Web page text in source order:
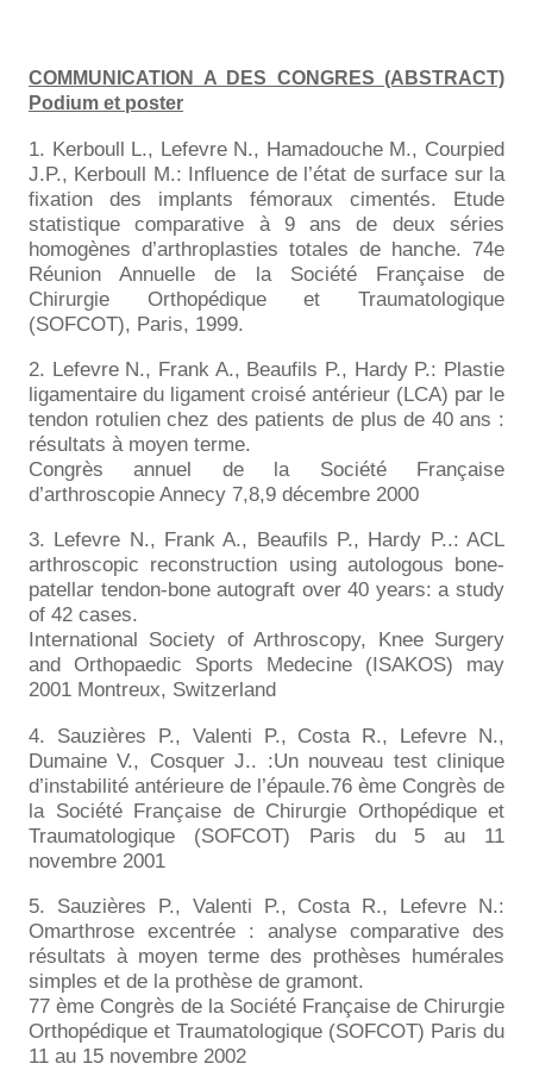
COMMUNICATION A DES CONGRES (ABSTRACT)
Podium et poster
1. Kerboull L., Lefevre N., Hamadouche M., Courpied
J.P., Kerboull M.: Influence de l’état de surface sur la
fixation des implants fémoraux cimentés. Etude
statistique comparative à 9 ans de deux séries
homogènes d’arthroplasties totales de hanche. 74e
Réunion Annuelle de la Société Française de
Chirurgie Orthopédique et Traumatologique
(SOFCOT), Paris, 1999.
2. Lefevre N., Frank A., Beaufils P., Hardy P.: Plastie
ligamentaire du ligament croisé antérieur (LCA) par le
tendon rotulien chez des patients de plus de 40 ans :
résultats à moyen terme.
Congrès annuel de la Société Française
d’arthroscopie Annecy 7,8,9 décembre 2000
3. Lefevre N., Frank A., Beaufils P., Hardy P..: ACL
arthroscopic reconstruction using autologous bone-
patellar tendon-bone autograft over 40 years: a study
of 42 cases.
International Society of Arthroscopy, Knee Surgery
and Orthopaedic Sports Medecine (ISAKOS) may
2001 Montreux, Switzerland
4. Sauzières P., Valenti P., Costa R., Lefevre N.,
Dumaine V., Cosquer J.. :Un nouveau test clinique
d’instabilité antérieure de l’épaule.76 ème Congrès de
la Société Française de Chirurgie Orthopédique et
Traumatologique (SOFCOT) Paris du 5 au 11
novembre 2001
5. Sauzières P., Valenti P., Costa R., Lefevre N.:
Omarthrose excentrée : analyse comparative des
résultats à moyen terme des prothèses humérales
simples et de la prothèse de gramont.
77 ème Congrès de la Société Française de Chirurgie
Orthopédique et Traumatologique (SOFCOT) Paris du
11 au 15 novembre 2002